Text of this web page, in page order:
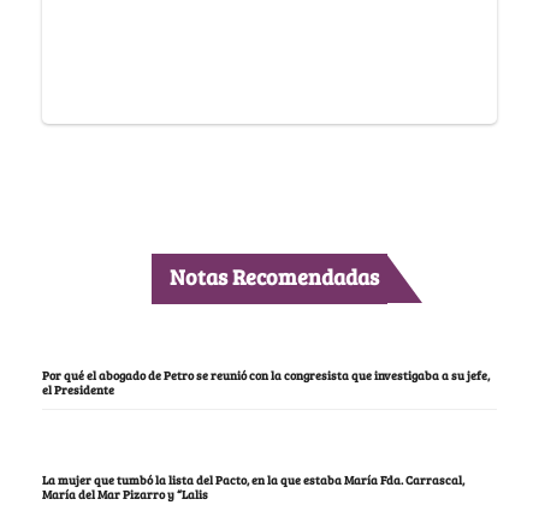
Notas Recomendadas
Por qué el abogado de Petro se reunió con la congresista que investigaba a su jefe,
el Presidente
La mujer que tumbó la lista del Pacto, en la que estaba María Fda. Carrascal,
María del Mar Pizarro y “Lalis